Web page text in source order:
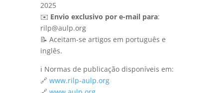
2025
✉️ Envio exclusivo por e-mail para:
rilp@aulp.org
📝 Aceitam-se artigos em português e
inglês.
ℹ️ Normas de publicação disponíveis em:
🔗 www.rilp-aulp.org